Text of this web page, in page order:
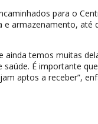
para o
armazenamento, até
ainda temos muitas
É importante
aptos a receber”,